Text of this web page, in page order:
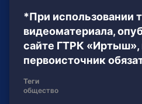
*При использовании
видеоматериала,
сайте ГТРК «Иртыш»,
первоисточник
Теги
общество